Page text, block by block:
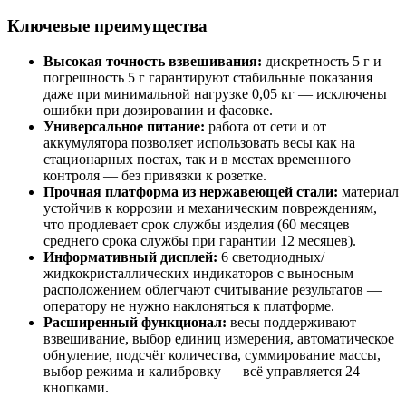
Ключевые преимущества
Высокая точность взвешивания: дискретность 5 г и
погрешность 5 г гарантируют стабильные показания
даже при минимальной нагрузке 0,05 кг — исключены
ошибки при дозировании и фасовке.
Универсальное питание: работа от сети и от
аккумулятора позволяет использовать весы как на
стационарных постах, так и в местах временного
контроля — без привязки к розетке.
Прочная платформа из нержавеющей стали: материал
устойчив к коррозии и механическим повреждениям,
что продлевает срок службы изделия (60 месяцев
среднего срока службы при гарантии 12 месяцев).
Информативный дисплей: 6 светодиодных/
жидкокристаллических индикаторов с выносным
расположением облегчают считывание результатов —
оператору не нужно наклоняться к платформе.
Расширенный функционал: весы поддерживают
взвешивание, выбор единиц измерения, автоматическое
обнуление, подсчёт количества, суммирование массы,
выбор режима и калибровку — всё управляется 24
кнопками.